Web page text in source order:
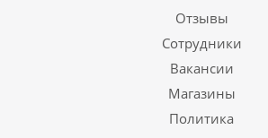
Отзывы
Сотрудники
Вакансии
Магазины
Политика